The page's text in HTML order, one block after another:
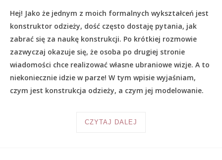
Hej! Jako że jednym z moich formalnych wykształceń jest
konstruktor odzieży, dość często dostaję pytania, jak
zabrać się za naukę konstrukcji. Po krótkiej rozmowie
zazwyczaj okazuje się, że osoba po drugiej stronie
wiadomości chce realizować własne ubraniowe wizje. A to
niekoniecznie idzie w parze! W tym wpisie wyjaśniam,
czym jest konstrukcja odzieży, a czym jej modelowanie.
CZYTAJ DALEJ